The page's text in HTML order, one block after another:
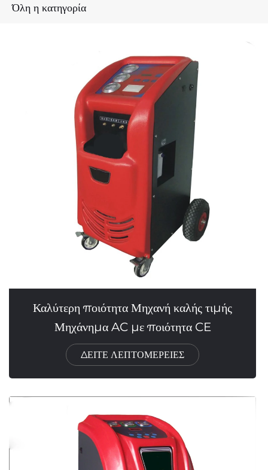
Όλη η κατηγορία
Καλύτερη ποιότητα Μηχανή καλής τιμής
Μηχάνημα AC με ποιότητα CE
ΔΕΙΤΕ ΛΕΠΤΟΜΕΡΕΙΕΣ